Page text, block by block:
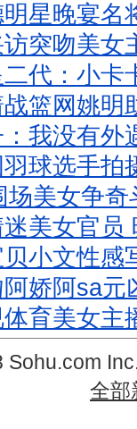
星晚宴名
突吻美女
代：小卡
篮网姚明
我没有外
球选手拍
场美女争
美女官员
小文性感
娇阿sa元
育美女主
全部